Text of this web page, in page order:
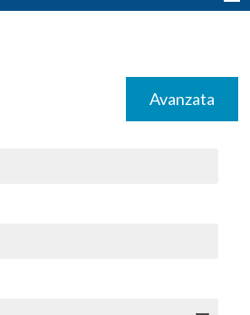
Avanzata